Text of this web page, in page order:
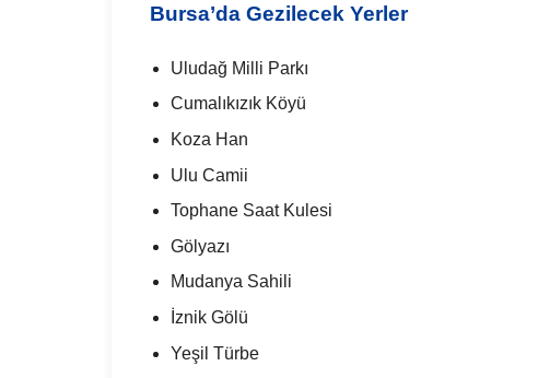
Bursa’da Gezilecek Yerler
Uludağ Milli Parkı
Cumalıkızık Köyü
Koza Han
Ulu Camii
Tophane Saat Kulesi
Gölyazı
Mudanya Sahili
İznik Gölü
Yeşil Türbe